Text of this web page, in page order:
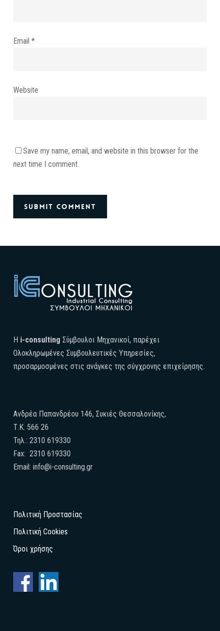
Email *
Website
Save my name, email, and website in this browser for the
next time I comment.
H i-consulting Σύμβουλοι Μηχανικοί, παρέχει
Ολοκληρωμένες Συμβουλευτικές Υπηρεσίες,
προσαρμοσμένες στις ανάγκες της σύγχρονης επιχείρησης.
Ανδρέα Παπανδρέου 146, Συκιές Θεσσαλονίκης,
Τ.Κ. 566 26
Τηλ.: 2310 619330
Fax: 2310 619330
Email: info@i-consulting.gr
Πολιτική Προστασίας
Πολιτική Cookies
Όροι χρήσης